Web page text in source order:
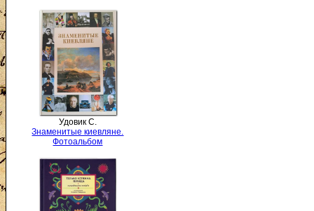
Удовик С.
Знаменитые киевляне.
Фотоальбом